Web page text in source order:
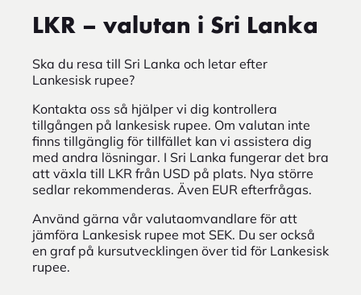
LKR – valutan i Sri Lanka
Ska du resa till Sri Lanka och letar efter
Lankesisk rupee?
Kontakta oss så hjälper vi dig kontrollera
tillgången på lankesisk rupee. Om valutan inte
finns tillgänglig för tillfället kan vi assistera dig
med andra lösningar. I Sri Lanka fungerar det bra
att växla till LKR från USD på plats. Nya större
sedlar rekommenderas. Även EUR efterfrågas.
Använd gärna vår valutaomvandlare för att
jämföra Lankesisk rupee mot SEK. Du ser också
en graf på kursutvecklingen över tid för Lankesisk
rupee.